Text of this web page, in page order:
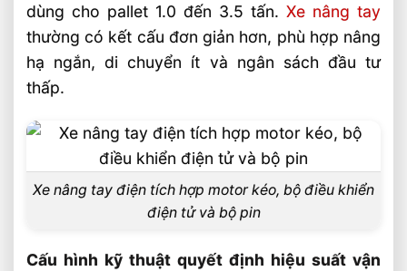
Nên chọn xe nâng tay điện hay xe nâng
tay thường?
Trường hợp nên chọn xe nâng tay điện
thường
Câu hỏi thường gặp về xe nâng tay điện
hay xe nâng tay thường FAQ
Xe nâng tay điện có phù hợp kho nhỏ
dùng cho pallet 1.0 đến 3.5 tấn. Xe nâng tay
thường có kết cấu đơn giản hơn, phù hợp nâng
hạ ngắn, di chuyển ít và ngân sách đầu tư
thấp.
Xe nâng tay điện tích hợp motor kéo, bộ điều khiển
điện tử và bộ pin
Cấu hình kỹ thuật quyết định hiệu suất vận